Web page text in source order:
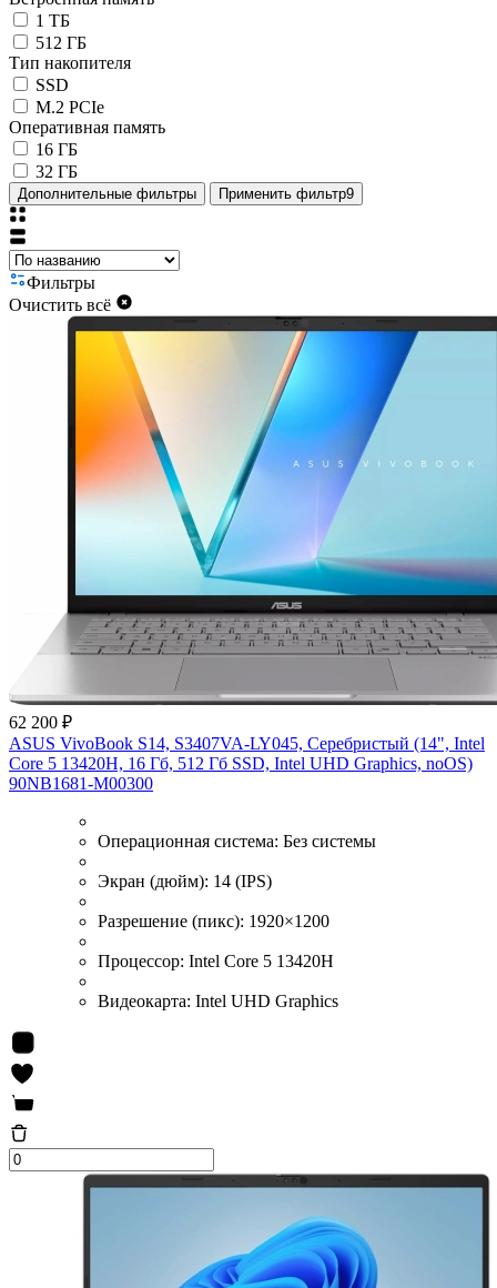
1 ТБ
512 ГБ
Тип накопителя
SSD
M.2 PCIe
Оперативная память
16 ГБ
32 ГБ
Дополнительные фильтры Применить фильтр9
Фильтры
Очистить всё
62 200 ₽
ASUS VivoBook S14, S3407VA-LY045, Серебристый (14", Intel
Core 5 13420H, 16 Гб, 512 Гб SSD, Intel UHD Graphics, noOS)
90NB1681-M00300
Операционная система: Без системы
Экран (дюйм): 14 (IPS)
Разрешение (пикс): 1920×1200
Процессор: Intel Core 5 13420H
Видеокарта: Intel UHD Graphics